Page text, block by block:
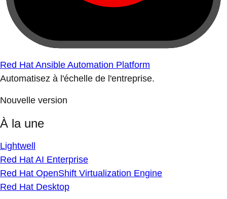
Red Hat Ansible Automation Platform
Automatisez à l'échelle de l'entreprise.
Nouvelle version
À la une
Lightwell
Red Hat AI Enterprise
Red Hat OpenShift Virtualization Engine
Red Hat Desktop